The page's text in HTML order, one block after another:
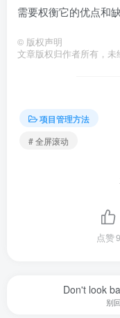
需要权衡它的优点和
© 版权声明
文章版权归作者所有，未
项目管理方法
# 全屏滚动
点赞9
Don't look
别